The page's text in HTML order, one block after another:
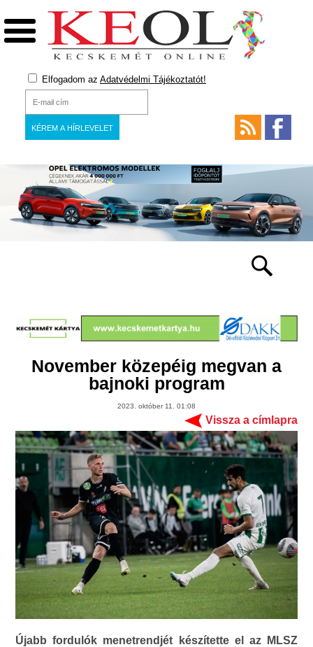
Elfogadom az Adatvédelmi Tájékoztatót!
November közepéig megvan a
bajnoki program
2023. október 11. 01:08
Vissza a címlapra
Újabb fordulók menetrendjét készítette el az MLSZ